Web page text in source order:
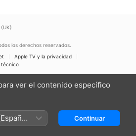
(UK)
los derechos reservados.
Apple TV y la privacidad
técnico
ver el contenido específico
Continuar